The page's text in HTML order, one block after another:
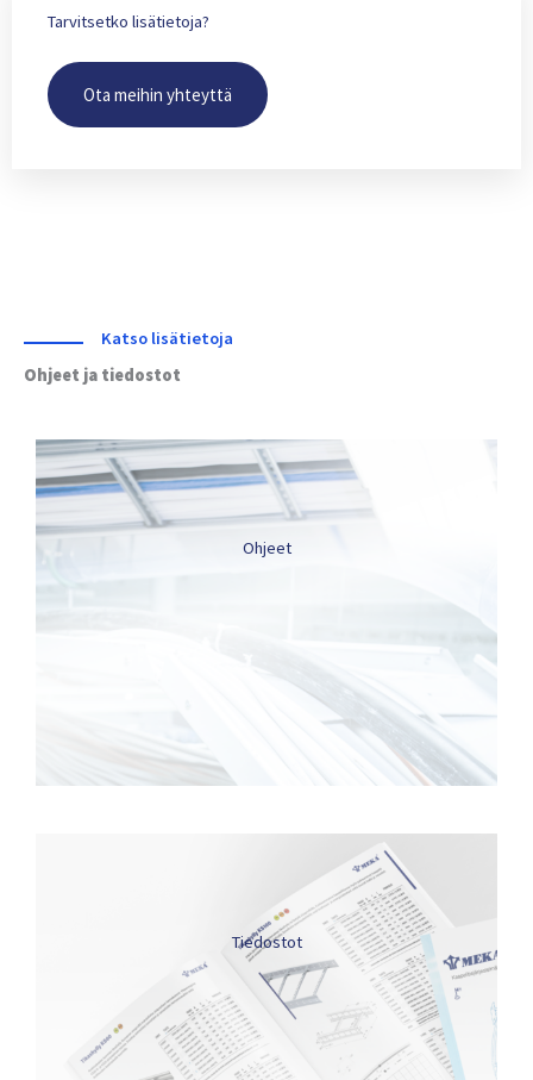
Tarvitsetko lisätietoja?
Ota meihin yhteyttä
Katso lisätietoja
Ohjeet ja tiedostot
Ohjeet
Tiedostot